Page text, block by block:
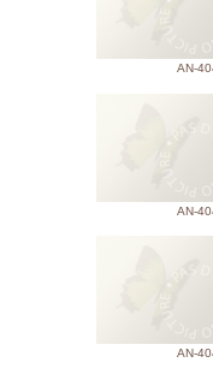
AN-
AN-
AN-